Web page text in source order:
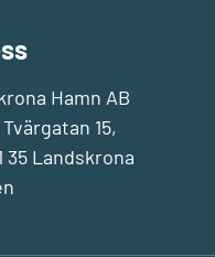
Hamn AB
15,
35 Landskrona